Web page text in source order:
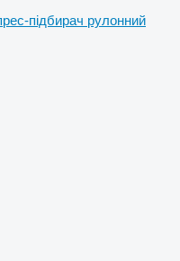
підбирач рулонний